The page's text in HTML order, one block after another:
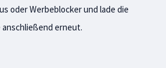
oder Werbeblocker und lade die
anschließend erneut.